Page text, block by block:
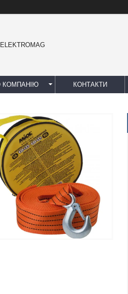
ELEKTROMAG
КОМПАНІЮ КОНТАКТИ